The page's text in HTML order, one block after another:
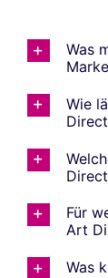
Was
Wie
Für
Art
Was